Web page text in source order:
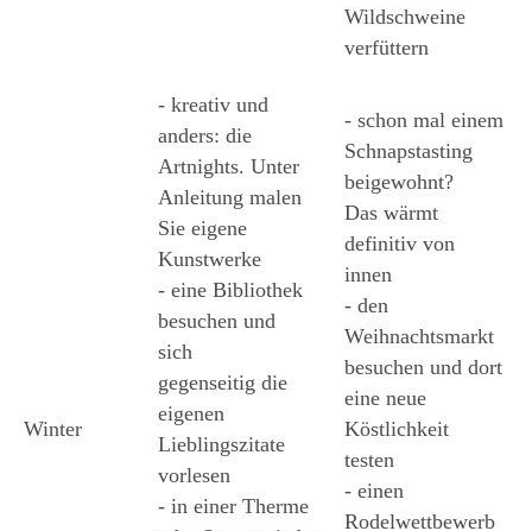
Wildschweine
verfüttern
Winter
- kreativ und
anders: die
Artnights. Unter
Anleitung malen
Sie eigene
Kunstwerke
- eine Bibliothek
besuchen und
sich
gegenseitig die
eigenen
Lieblingszitate
vorlesen
- in einer Therme
- schon mal einem
Schnapstasting
beigewohnt?
Das wärmt
definitiv von
innen
- den
Weihnachtsmarkt
besuchen und dort
eine neue
Köstlichkeit
testen
- einen
Rodelwettbewerb